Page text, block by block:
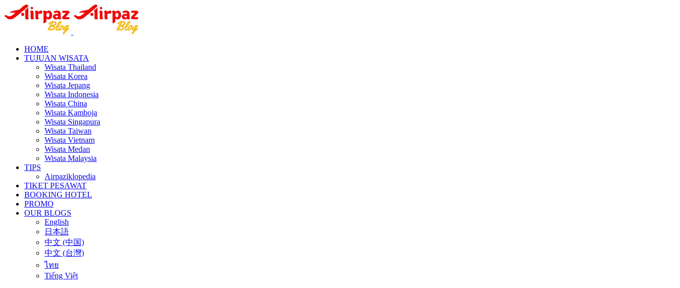
HOME
TUJUAN WISATA
Wisata Thailand
Wisata Korea
Wisata Jepang
Wisata Indonesia
Wisata China
Wisata Kamboja
Wisata Singapura
Wisata Taiwan
Wisata Vietnam
Wisata Medan
Wisata Malaysia
TIPS
Airpaziklopedia
TIKET PESAWAT
BOOKING HOTEL
PROMO
OUR BLOGS
English
日本語
中文 (中国)
中文 (台灣)
ไทย
Tiếng Việt